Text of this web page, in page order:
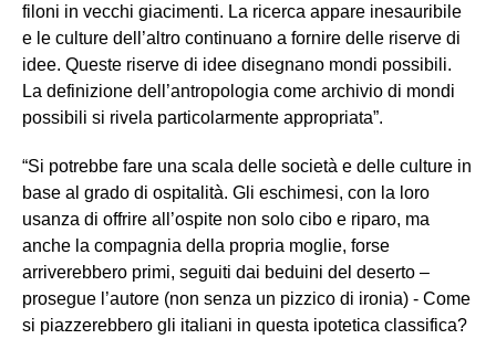
filoni in vecchi giacimenti. La ricerca appare inesauribile
e le culture dell’altro continuano a fornire delle riserve di
idee. Queste riserve di idee disegnano mondi possibili.
La definizione dell’antropologia come archivio di mondi
possibili si rivela particolarmente appropriata”.
“Si potrebbe fare una scala delle società e delle culture in
base al grado di ospitalità. Gli eschimesi, con la loro
usanza di offrire all’ospite non solo cibo e riparo, ma
anche la compagnia della propria moglie, forse
arriverebbero primi, seguiti dai beduini del deserto –
prosegue l’autore (non senza un pizzico di ironia) - Come
si piazzerebbero gli italiani in questa ipotetica classifica?